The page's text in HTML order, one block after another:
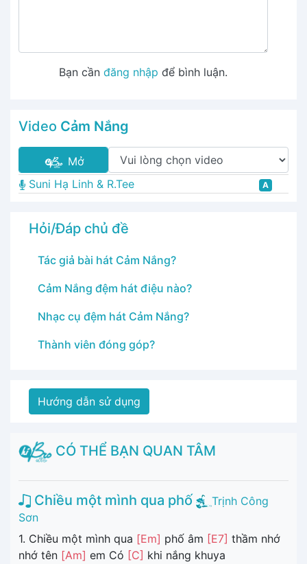
Bạn cần đăng nhập để bình luận.
Video Cảm Nắng
Mở
Suni Hạ Linh & R.Tee
A
Hỏi/Đáp chủ đề
Tác giả bài hát Cảm Nắng?
Cảm Nắng đệm hát điệu nào?
Nhạc cụ đệm hát Cảm Nắng?
Thành viên đóng góp?
Hướng dẫn sử dụng
CÓ THỂ BẠN QUAN TÂM
Chiều một mình qua phố
Trịnh Công
Sơn
1. Chiều một mình qua [Em] phố âm [E7] thầm nhớ
nhớ tên [Am] em Có [C] khi nắng khuya